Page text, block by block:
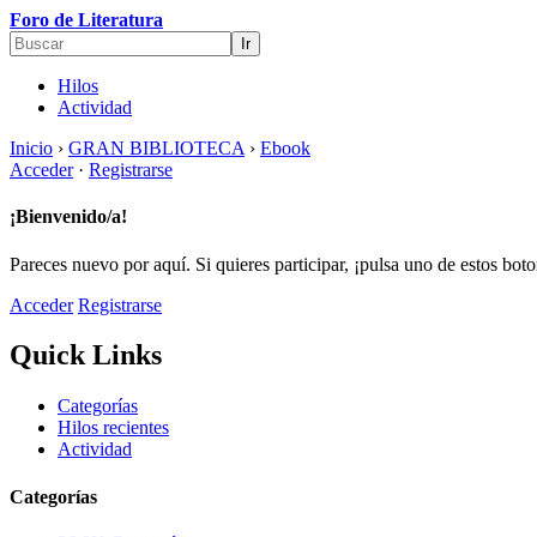
Foro de Literatura
Hilos
Actividad
Inicio › GRAN BIBLIOTECA › Ebook
Acceder · Registrarse
¡Bienvenido/a!
Pareces nuevo por aquí. Si quieres participar, ¡pulsa uno de estos
Acceder Registrarse
Quick Links
Categorías
Hilos recientes
Actividad
Categorías